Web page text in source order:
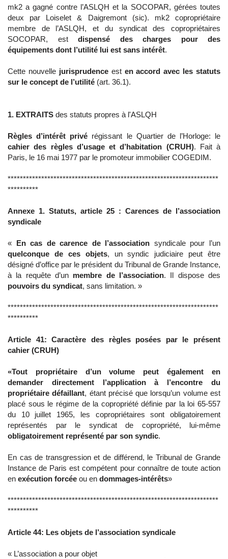
mk2 a gagné contre l’ASLQH et la SOCOPAR, gérées toutes
deux par Loiselet & Daigremont (sic). mk2 copropriétaire
membre de l’ASLQH, et du syndicat des copropriétaires
SOCOPAR, est dispensé des charges pour des
équipements dont l’utilité lui est sans intérêt.
Cette nouvelle jurisprudenceest en accord avec les statuts
sur le concept de l’utilité (art. 36.1).
1. EXTRAITS des statuts propres à l'ASLQH
Règles d’intérêt privé régissant le Quartier de l’Horloge: le
cahier des règles d’usage et d’habitation (CRUH). Fait à
Paris, le 16 mai 1977 par le promoteur immobilier COGEDIM.
*********************************************************************
**********
Annexe 1. Statuts, article 25 : Carences de l’association
syndicale
« En cas de carence de l’association syndicale pour l’un
quelconque de ces objets, un syndic judiciaire peut être
désigné d’office par le président du Tribunal de Grande Instance,
à la requête d’un membre de l’association. Il dispose des
pouvoirs du syndicat, sans limitation. »
*********************************************************************
**********
Article 41: Caractère des règles posées par le présent
cahier (CRUH)
«Tout propriétaire d’un volume peut également en
demander directement l’application à l’encontre du
propriétaire défaillant, étant précisé que lorsqu’un volume est
placé sous le régime de la copropriété définie par la loi 65-557
du 10 juillet 1965, les copropriétaires sont obligatoirement
représentés par le syndicat de copropriété, lui-même
obligatoirement représenté par son syndic.
En cas de transgression et de différend, le Tribunal de Grande
Instance de Paris est compétent pour connaître de toute action
en exécution forcée ou en dommages-intérêts»
*********************************************************************
**********
Article 44: Les objets de l’association syndicale
« L’association a pour objet